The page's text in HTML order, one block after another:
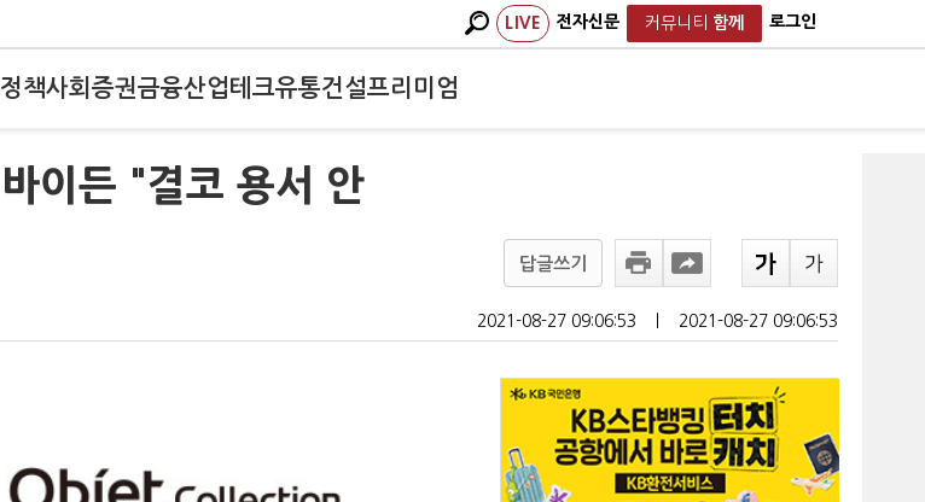
LIVE 전자신문 커뮤니티 함께 로그인
정책사회 증권금융산업테크유통건설프리미엄
이든 "결코 용서 안
답글쓰기
2021-08-27 09:06:53 2021-08-27 09:06:53